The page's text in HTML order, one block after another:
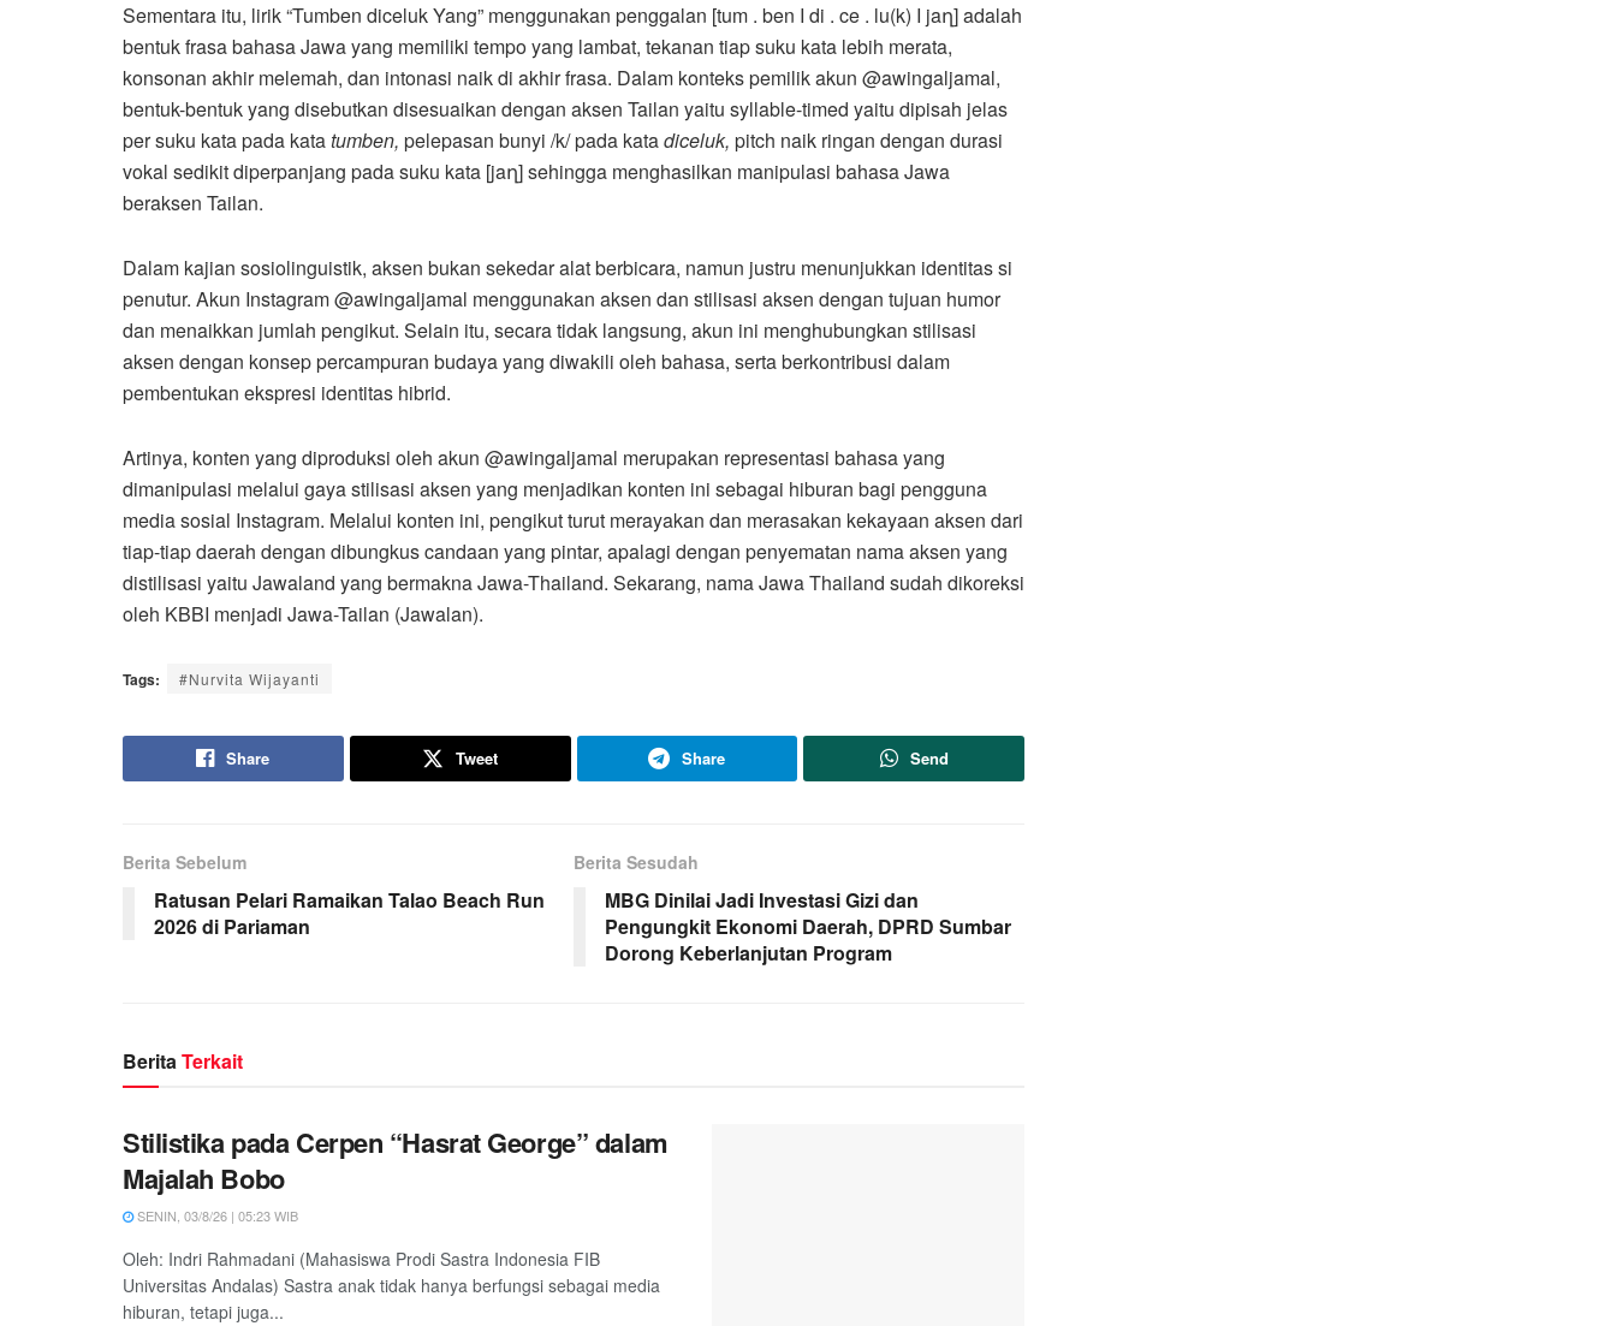
Sementara itu, lirik “Tumben diceluk Yang” menggunakan penggalan [tum . ben I di . ce . lu(k) I jaղ] adalah
bentuk frasa bahasa Jawa yang memiliki tempo yang lambat, tekanan tiap suku kata lebih merata,
konsonan akhir melemah, dan intonasi naik di akhir frasa. Dalam konteks pemilik akun @awingaljamal,
bentuk-bentuk yang disebutkan disesuaikan dengan aksen Tailan yaitu syllable-timed yaitu dipisah jelas
per suku kata pada katatumben, pelepasan bunyi /k/ pada katadiceluk, pitch naik ringan dengan durasi
vokal sedikit diperpanjang pada suku kata [jaղ] sehingga menghasilkan manipulasi bahasa Jawa
beraksen Tailan.
Dalam kajian sosiolinguistik, aksen bukan sekedar alat berbicara, namun justru menunjukkan identitas si
penutur. Akun Instagram @awingaljamal menggunakan aksen dan stilisasi aksen dengan tujuan humor
dan menaikkan jumlah pengikut. Selain itu, secara tidak langsung, akun ini menghubungkan stilisasi
aksen dengan konsep percampuran budaya yang diwakili oleh bahasa, serta berkontribusi dalam
pembentukan ekspresi identitas hibrid.
Artinya, konten yang diproduksi oleh akun @awingaljamal merupakan representasi bahasa yang
dimanipulasi melalui gaya stilisasi aksen yang menjadikan konten ini sebagai hiburan bagi pengguna
media sosial Instagram. Melalui konten ini, pengikut turut merayakan dan merasakan kekayaan aksen dari
tiap-tiap daerah dengan dibungkus candaan yang pintar, apalagi dengan penyematan nama aksen yang
distilisasi yaitu Jawaland yang bermakna Jawa-Thailand. Sekarang, nama Jawa Thailand sudah dikoreksi
oleh KBBI menjadi Jawa-Tailan (Jawalan).
Tags: #Nurvita Wijayanti
Share Tweet Share Send
Berita Sebelum
Ratusan Pelari Ramaikan Talao Beach Run
2026 di Pariaman
Berita Sesudah
MBG Dinilai Jadi Investasi Gizi dan
Pengungkit Ekonomi Daerah, DPRD Sumbar
Dorong Keberlanjutan Program
BeritaTerkait
Stilistika pada Cerpen “Hasrat George” dalam
Majalah Bobo
SENIN, 03/8/26 | 05:23 WIB
Oleh: Indri Rahmadani (Mahasiswa Prodi Sastra Indonesia FIB
Universitas Andalas) Sastra anak tidak hanya berfungsi sebagai media
hiburan, tetapi juga...